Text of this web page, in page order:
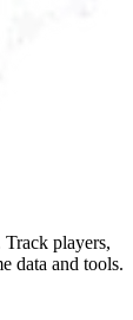
players,
data and tools.